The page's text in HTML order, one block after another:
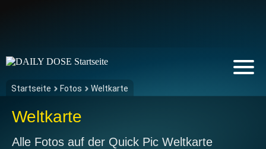
Startseite Fotos Weltkarte
Weltkarte
Alle Fotos auf der Quick Pic Weltkarte